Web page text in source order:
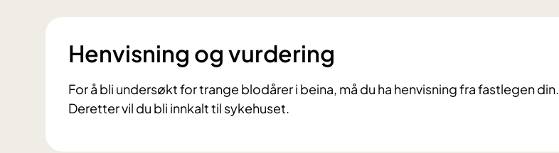
Henvisning og vurdering
For å bli undersøkt for trange blodårer i beina, må du ha henvisning fra fastlegen din.
Deretter vil du bli innkalt til sykehuset.